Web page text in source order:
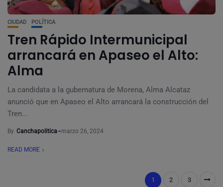
CIUDAD POLÍTICA
Tren Rápido Intermunicipal
arrancará en Apaseo el Alto:
Alma
La candidata a la gubernatura de Morena, Alma Alcataz
anunció que en Apaseo el Alto arrancará la construcción del
Tren...
By Canchapolitica marzo 26, 2024
READ MORE
1 2 3